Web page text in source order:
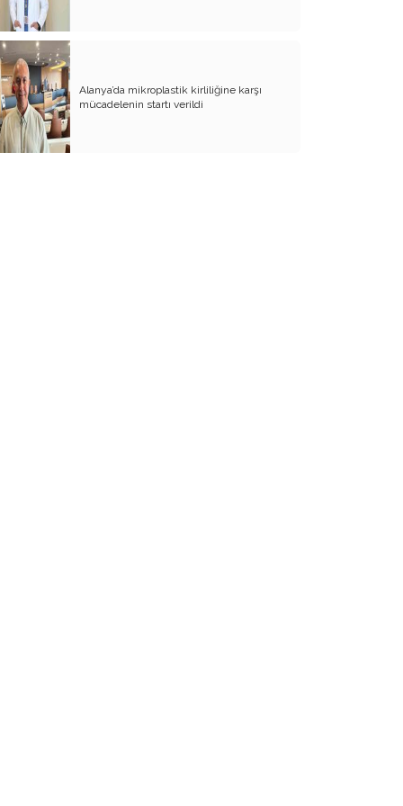
Sirano de Berjerak (Cirano de Berjarac)
Yenilenebilir Enerji
Kiralık Sosyal Konutlar
Güneş Enerjisi ve Termik Santraller
Fen ve Sosyal Bilimler Uygulayan
Alanya’da mikroplastik kirliliğine karşı
mücadelenin startı verildi